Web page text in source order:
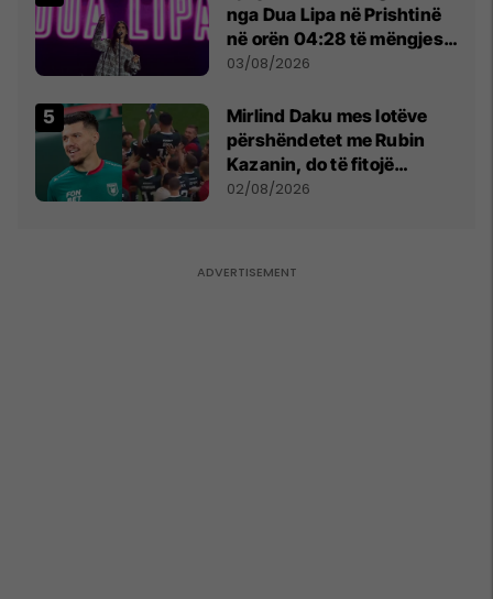
nga Dua Lipa në Prishtinë
në orën 04:28 të mëngjesit
- dhe bota digjitale serbe
03/08/2026
Mirlind Daku mes lotëve
përshëndetet me Rubin
Kazanin, do të fitojë
miliona te Spartak Moska
02/08/2026